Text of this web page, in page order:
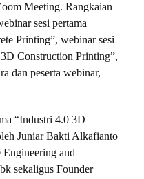
Meeting. Rangkaian
sesi pertama
Printing”, webinar sesi
Construction Printing”,
dan peserta webinar,
“Industri 4.0 3D
Juniar Bakti Alkafianto
Engineering and
sekaligus Founder